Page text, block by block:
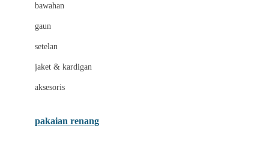
Bravado
Buds Organics
Bugaboo
bawahan
gaun
setelan
jaket & kardigan
aksesoris
pakaian renang